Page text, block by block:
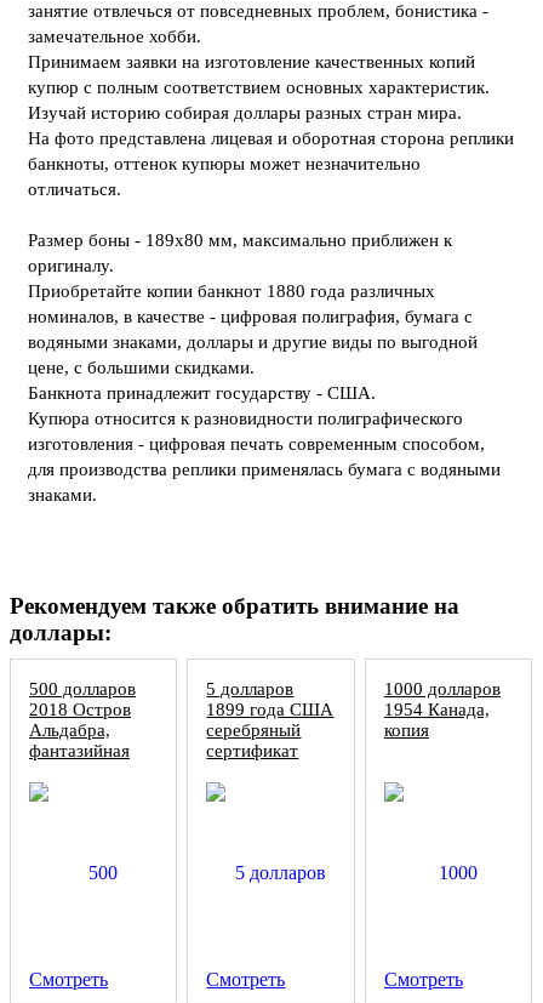
занятие отвлечься от повседневных проблем, бонистика -
замечательное хобби.
Принимаем заявки на изготовление качественных копий
купюр с полным соответствием основных характеристик.
Изучай историю собирая доллары разных стран мира.
На фото представлена лицевая и оборотная сторона реплики
банкноты, оттенок купюры может незначительно
отличаться.
Размер боны - 189х80 мм, максимально приближен к
оригиналу.
Приобретайте копии банкнот 1880 года различных
номиналов, в качестве - цифровая полиграфия, бумага с
водяными знаками, доллары и другие виды по выгодной
цене, с большими скидками.
Банкнота принадлежит государству - США.
Купюра относится к разновидности полиграфического
изготовления - цифровая печать современным способом,
для производства реплики применялась бумага с водяными
знаками.
Рекомендуем также обратить внимание на
доллары:
500 долларов
2018 Остров
Альдабра,
фантазийная
Смотреть
5 долларов
1899 года США
серебряный
сертификат
Смотреть
1000 долларов
1954 Канада,
копия
Смотреть